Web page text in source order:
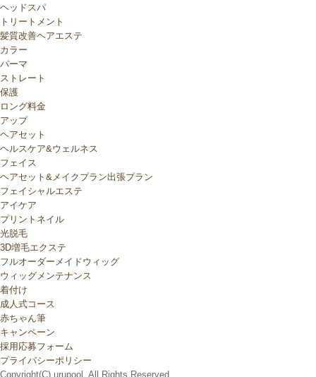
ヘッドスパ
トリートメント
髪質改善ヘアエステ
カラー
パーマ
ストレート
保護
ロング料金
アップ
ヘアセット
ヘルスケア&ウェルネス
フェイス
ヘアセット&メイクプラン出張プラン
フェイシャルエステ
アイケア
プリントネイル
光脱毛
3D増毛エクステ
フルオーダーメイドウィッグ
ウィッグメンテナンス
着付け
成人式コース
赤ちゃん筆
キャンペーン
採用応募フォーム
プライバシーポリシー
Copyright(C) urupool. All Rights Reserved.